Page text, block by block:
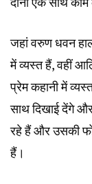
जहां वरुण धवन
में व्यस्त हैं, वहीं
प्रेम कहानी में
साथ दिखाई देंगे
रहे हैं और उसकी
हैं।